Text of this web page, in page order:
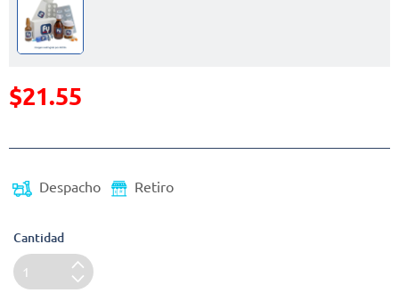
$21.55
Despacho Retiro
Cantidad